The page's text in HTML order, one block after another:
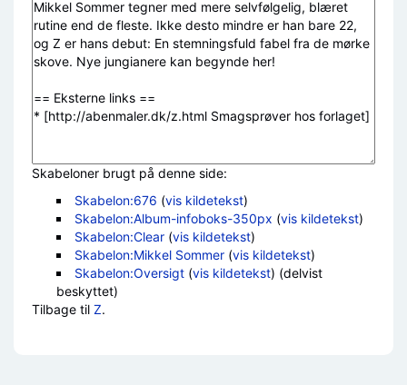
Skabeloner brugt på denne side:
Skabelon:676 (vis kildetekst)
Skabelon:Album-infoboks-350px (vis kildetekst)
Skabelon:Clear(vis kildetekst)
Skabelon:Mikkel Sommer(vis kildetekst)
Skabelon:Oversigt(vis kildetekst) (delvist
beskyttet)
Tilbage til Z.